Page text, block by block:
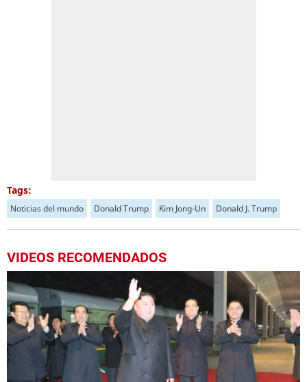
Tags:
Noticias del mundo Donald Trump Kim Jong-Un Donald J. Trump
VIDEOS RECOMENDADOS